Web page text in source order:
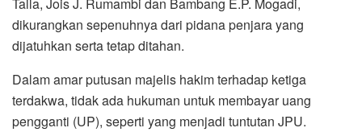
dikurangkan sepenuhnya dari pidana penjara yang
dijatuhkan serta tetap ditahan.
Dalam amar putusan majelis hakim terhadap ketiga
terdakwa, tidak ada hukuman untuk membayar uang
pengganti (UP), seperti yang menjadi tuntutan JPU.